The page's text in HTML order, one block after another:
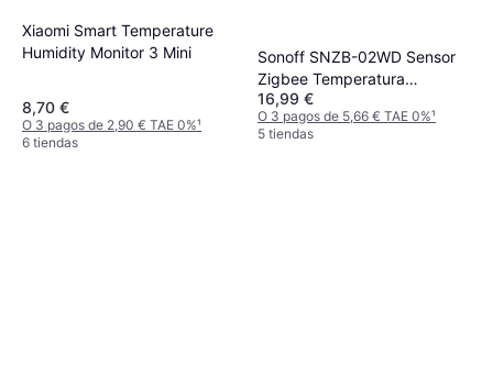
Xiaomi Smart Temperature
Humidity Monitor 3 Mini
8,70 €
O 3 pagos de 2,90 € TAE 0%¹
6 tiendas
Sonoff SNZB-02WD Sensor
Zigbee Temperatura
Humedad LCD IP65
16,99 €
O 3 pagos de 5,66 € TAE 0%¹
5 tiendas